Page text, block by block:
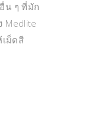
น ๆ ที่มัก
Medlite
เม็ดสี